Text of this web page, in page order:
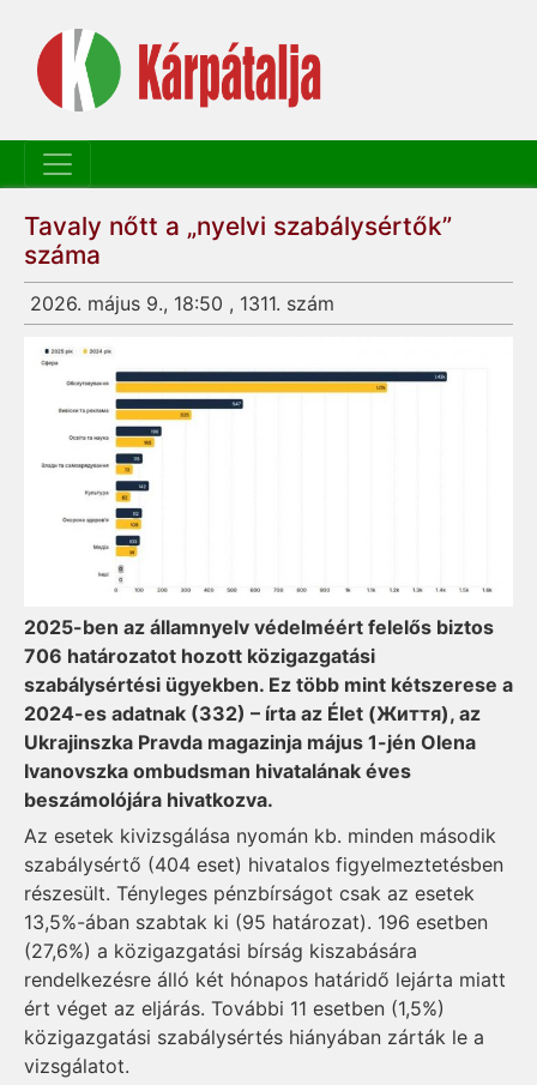
Tavaly nőtt a „nyelvi szabálysértők”
száma
2026. május 9., 18:50 , 1311. szám
2025-ben az államnyelv védelméért felelős biztos
706 határozatot hozott közigazgatási
szabálysértési ügyekben. Ez több mint kétszerese a
2024-es adatnak (332) – írta az Élet (Життя), az
Ukrajinszka Pravda magazinja május 1-jén Olena
Ivanovszka ombudsman hivatalának éves
beszámolójára hivatkozva.
Az esetek kivizsgálása nyomán kb. minden második
szabálysértő (404 eset) hivatalos figyelmeztetésben
részesült. Tényleges pénzbírságot csak az esetek
13,5%-ában szabtak ki (95 határozat). 196 esetben
(27,6%) a közigazgatási bírság kiszabására
rendelkezésre álló két hónapos határidő lejárta miatt
ért véget az eljárás. További 11 esetben (1,5%)
közigazgatási szabálysértés hiányában zárták le a
vizsgálatot.